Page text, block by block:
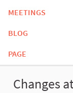
MEETINGS
BLOG
PAGE
Changes